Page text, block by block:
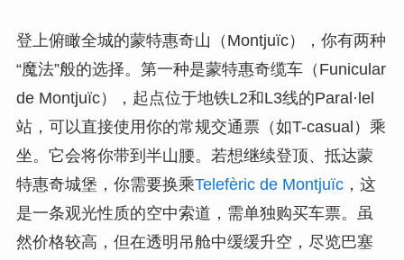
登上俯瞰全城的蒙特惠奇山（Montjuïc），你有两种
“魔法”般的选择。第一种是蒙特惠奇缆车（Funicular
de Montjuïc），起点位于地铁L2和L3线的Paral·lel
站，可以直接使用你的常规交通票（如T-casual）乘
坐。它会将你带到半山腰。若想继续登顶、抵达蒙
特惠奇城堡，你需要换乘Telefèric de Montjuïc，这
是一条观光性质的空中索道，需单独购买车票。虽
然价格较高，但在透明吊舱中缓缓升空，尽览巴塞